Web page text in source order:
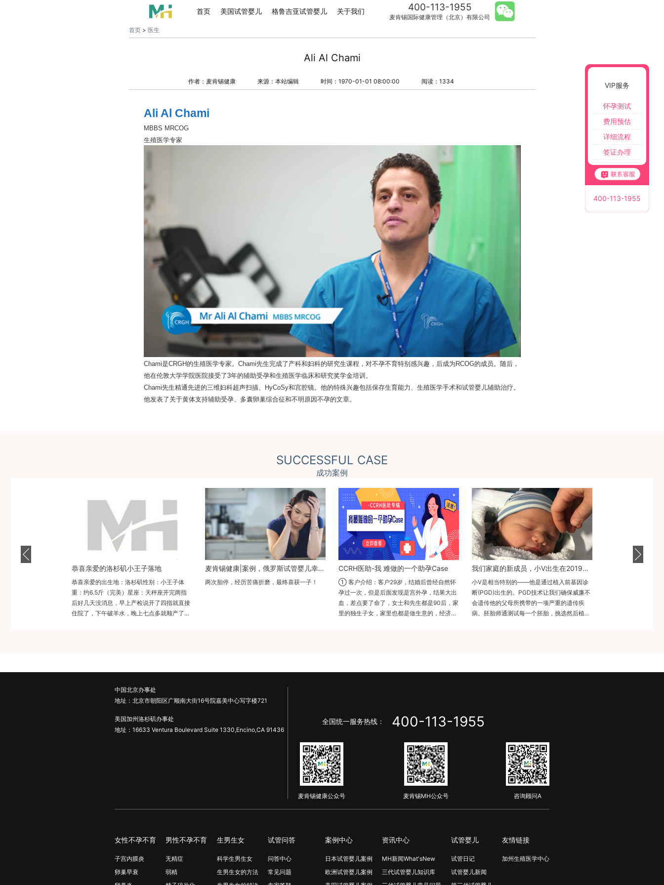
首页 美国试管婴儿 格鲁吉亚试管婴儿 关于我们 400-113-1955
麦肯锡国际健康管理（北京）有限公司
首页> 医生
Ali Al Chami
作者：麦肯锡健康 来源：本站编辑 时间：1970-01-01 08:00:00 阅读：1334
Ali Al Chami
MBBS MRCOG
生殖医学专家
Chami是CRGH的生殖医学专家。 Chami先生完成了产科和妇科的研究生课程，对不孕不育特别感兴趣，后成为 RCOG的成员。随后，
他在伦敦大学学院医院接受了3年的辅助受孕和生殖医学临床和研究奖学金培训。
Chami先生精通先进的三维妇科超声扫描、 HyCoSy和宫腔镜。他的特殊兴趣包括保存生育能力、生殖医学手术和试管婴儿辅助治疗。
他发表了关于黄体支持辅助受孕、多囊卵巢综合征和不明原因不孕的文章。
SUCCESSFUL CASE
成功案例
恭喜亲爱的洛杉矶小王子落地
恭喜亲爱的出生地：洛杉矶性别：小王子体
重：约6.5斤（完美）星座：天秤座开完两指
后好几天没消息，早上产检说开了四指就直接
住院了，下午破羊水，晚上七点多就顺产了。
麦肯锡健康|案例，俄罗斯试管婴儿幸运之旅
两次胎停，经历苦痛折磨，最终喜获一子！
CCRH医助-我 难做的一个助孕Case
① 客户介绍：客户29岁，结婚后曾经自然怀
孕过一次，但是后面发现是宫外孕，结果大出
血，差点要了命了，女士和先生都是90后，家
里的独生子女，家里也都是做生意的，经济条
我们家庭的新成员，小V出生在2019年1月8日。
小V是相当特别的——他是通过植入前基因诊
断(PGD)出生的。PGD技术让我们确保威廉不
会遗传他的父母所携带的一项严重的遗传疾
病。胚胎师通测试每一个胚胎，挑选然后植入
中国北京办事处
地址：北京市朝阳区广顺南大街16号院嘉美中心写字楼721
美国加州洛杉矶办事处
地址：16633 Ventura Boulevard Suite 1330,Encino,CA 91436
全国统一服务热线： 400-113-1955
麦肯锡健康公众号 麦肯锡MH公众号 咨询顾问A
女性不孕不育
子宫内膜炎
卵巢早衰
男性不孕不育
无精症
弱精
生男生女
科学生男生女
生男生女的方法
试管问答
问答中心
常见问题
案例中心
日本试管婴儿案例
欧洲试管婴儿案例
资讯中心
MH新闻What'sNew
三代试管婴儿知识库
试管婴儿
试管日记
试管婴儿新闻
友情链接
加州生殖医学中心
VIP服务
怀孕测试
费用预估
详细流程
签证办理
400-113-1955